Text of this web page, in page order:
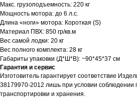
Макс. грузоподъемность: 220 кг
Мощность мотора: до 6 л.с.
Длина «ноги» мотора: Короткая (S)
Материал ПВХ: 850 гр/кв.м
Вес самой лодки: 20 кг
Вес полного комплекта: 28 кг
Габариты упаковки (Д*Ш*В): ~90*45*37 см
Гарантия и сервис
Изготовитель гарантирует соответствие
38179970-2012 лишь при условии соблюдении
транспортировки и хранения.